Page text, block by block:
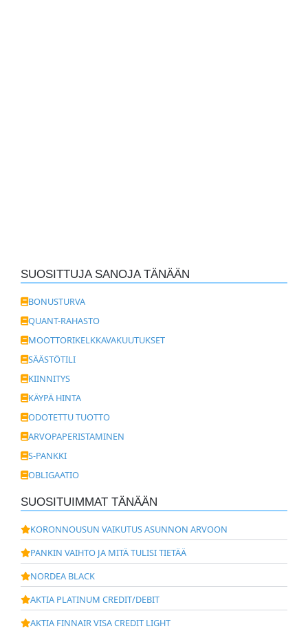
SUOSITTUJA SANOJA TÄNÄÄN
BONUSTURVA
QUANT-RAHASTO
MOOTTORIKELKKAVAKUUTUKSET
SÄÄSTÖTILI
KIINNITYS
KÄYPÄ HINTA
ODOTETTU TUOTTO
ARVOPAPERISTAMINEN
S-PANKKI
OBLIGAATIO
SUOSITUIMMAT TÄNÄÄN
KORONNOUSUN VAIKUTUS ASUNNON ARVOON
PANKIN VAIHTO JA MITÄ TULISI TIETÄÄ
NORDEA BLACK
AKTIA PLATINUM CREDIT/DEBIT
AKTIA FINNAIR VISA CREDIT LIGHT